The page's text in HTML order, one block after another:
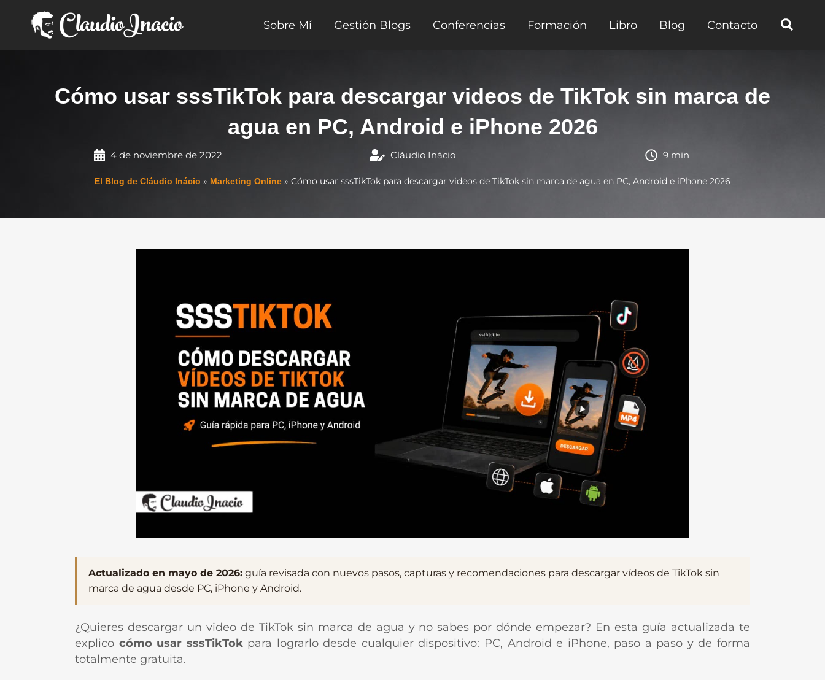
contenido
Sobre Mí Gestión Blogs Conferencias Formación Libro Blog Contacto
Cómo usar sssTikTok para descargar videos de TikTok sin marca de
agua en PC, Android e iPhone 2026
4 de noviembre de 2022 Cláudio Inácio 9 min
El Blog de Cláudio Inácio » Marketing Online » Cómo usar sssTikTok para descargar videos de TikTok sin marca de agua en PC, Android e iPhone 2026
Actualizado en mayo de 2026: guía revisada con nuevos pasos, capturas y recomendaciones para descargar vídeos de TikTok sin
marca de agua desde PC, iPhone y Android.
¿Quieres descargar un video de TikTok sin marca de agua y no sabes por dónde empezar? En esta guía actualizada te
explico cómo usar sssTikTokpara lograrlo desde cualquier dispositivo: PC, Android e iPhone, paso a paso y de forma
totalmente gratuita.